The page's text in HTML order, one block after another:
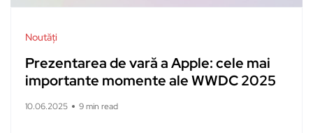
Noutăți
Prezentarea de vară a Apple: cele mai
importante momente ale WWDC 2025
10.06.2025 9 min read